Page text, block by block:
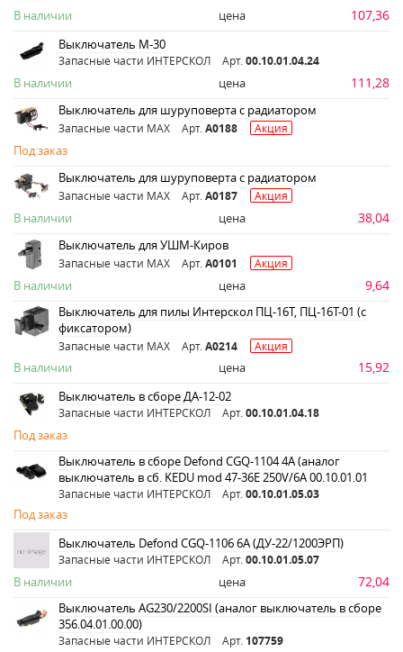
В наличии цена 107,36
Выключатель М-30
Запасные части ИНТЕРСКОЛ Арт. 00.10.01.04.24
В наличии цена 111,28
Выключатель для шуруповерта с радиатором
Запасные части MAX Арт. A0188 Акция
Под заказ
Выключатель для шуруповерта с радиатором
Запасные части MAX Арт. A0187 Акция
В наличии цена 38,04
Выключатель для УШМ-Киров
Запасные части MAX Арт. A0101 Акция
В наличии цена 9,64
Выключатель для пилы Интерскол ПЦ-16Т, ПЦ-16Т-01 (с
фиксатором)
Запасные части MAX Арт. A0214 Акция
В наличии цена 15,92
Выключатель в сборе ДА-12-02
Запасные части ИНТЕРСКОЛ Арт. 00.10.01.04.18
Под заказ
Выключатель в сборе Defond CGQ-1104 4А (аналог
выключатель в сб. KEDU mod 47-36E 250V/6A 00.10.01.01
Запасные части ИНТЕРСКОЛ Арт. 00.10.01.05.03
Под заказ
Выключатель Defond CGQ-1106 6A (ДУ-22/1200ЭРП)
Запасные части ИНТЕРСКОЛ Арт. 00.10.01.05.07
В наличии цена 72,04
Выключатель AG230/2200SI (аналог выключатель в сборе
356.04.01.00.00)
Запасные части ИНТЕРСКОЛ Арт. 107759